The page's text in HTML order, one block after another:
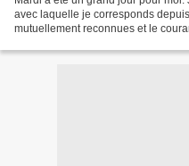
avec laquelle je corresponds
mutuellement reconnues et le